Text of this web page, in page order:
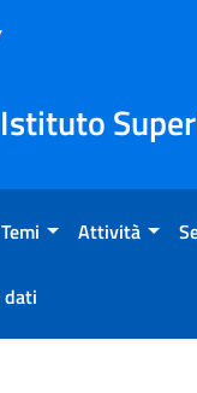
Istituto
Temi Attività
dati